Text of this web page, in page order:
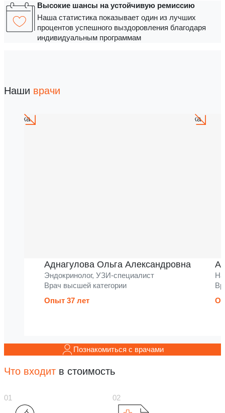
Высокие шансы на устойчивую ремиссию
Наша статистика показывает один из лучших
процентов успешного выздоровления благодаря
индивидуальным программам
Наши врачи
Аднагулова Ольга Александровна
Эндокринолог, УЗИ-специалист
Врач высшей категории
Опыт 37 лет
Познакомиться с врачами
Что входит в стоимость